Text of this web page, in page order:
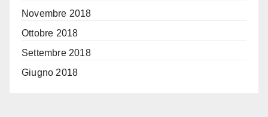
Novembre 2018
Ottobre 2018
Settembre 2018
Giugno 2018